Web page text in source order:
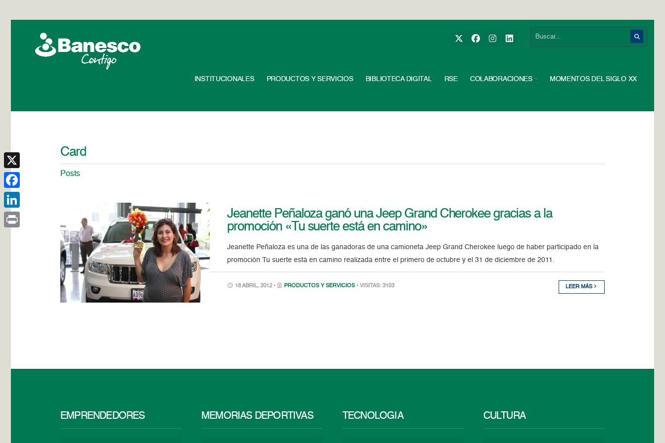
INSTITUCIONALES PRODUCTOS Y SERVICIOS BIBLIOTECA DIGITAL RSE COLABORACIONES MOMENTOS DEL SIGLO XX
Card
Posts
Jeanette Peñaloza ganó una Jeep Grand Cherokee gracias a la
promoción «Tu suerte está en camino»
Jeanette Peñaloza es una de las ganadoras de una camioneta Jeep Grand Cherokee luego de haber participado en la
promoción Tu suerte está en camino realizada entre el primero de octubre y el 31 de diciembre de 2011.
18 ABRIL, 2012 • PRODUCTOS Y SERVICIOS • VISITAS: 3103 LEER MÁS
EMPRENDEDORES MEMORIAS DEPORTIVAS TECNOLOGÍA CULTURA
X
Facebook
LinkedIn